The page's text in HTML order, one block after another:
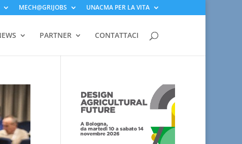
MECH@GRIJOBS UNACMA PER LA VITA
PARTNER CONTATTACI